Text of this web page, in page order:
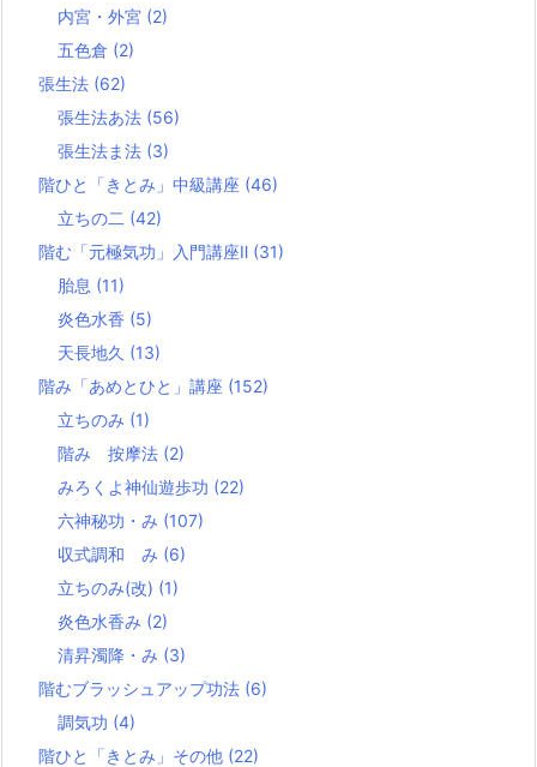
内宮・外宮 (2)
五色倉 (2)
張生法 (62)
張生法あ法 (56)
張生法ま法 (3)
階ひと「きとみ」中級講座 (46)
立ちの二 (42)
階む「元極気功」入門講座Ⅱ (31)
胎息 (11)
炎色水香 (5)
天長地久 (13)
階み「あめとひと」講座 (152)
立ちのみ (1)
階み 按摩法 (2)
みろくよ神仙遊歩功 (22)
六神秘功・み (107)
収式調和 み (6)
立ちのみ(改) (1)
炎色水香み (2)
清昇濁降・み (3)
階むブラッシュアップ功法 (6)
調気功 (4)
階ひと「きとみ」その他 (22)